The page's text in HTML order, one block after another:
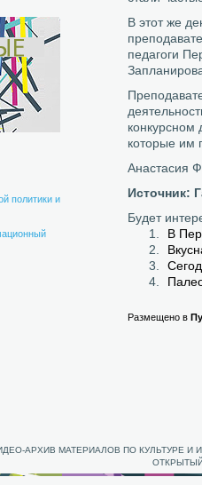
политики и
В этот же
педагоги
конкурсном
которые им
Анастасия
Источник:
Будет
В
Размещено в
АРХИВ МАТЕРИАЛОВ ПО КУЛЬТУРЕ И